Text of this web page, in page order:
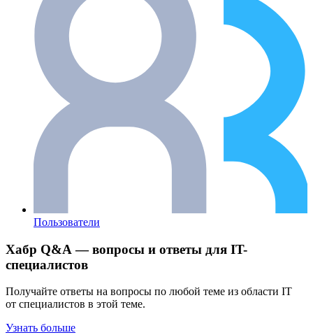
Пользователи
Хабр Q&A — вопросы и ответы для IT-
специалистов
Получайте ответы на вопросы по любой теме из области IT
от специалистов в этой теме.
Узнать больше